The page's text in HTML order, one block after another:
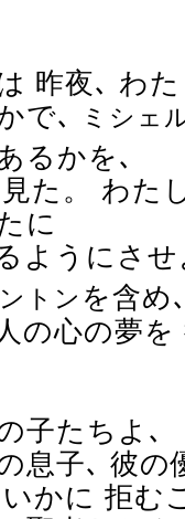
昨夜､ わ
で､
ミシェ
るかを､
た。 わた
に
ようにさ
トン を含め
の心の夢
子たちよ､
息子､ 彼の
かに 拒む